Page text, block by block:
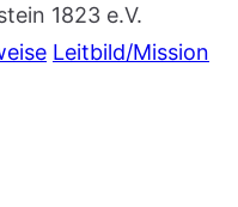
1823 e.V.
Leitbild/Mission